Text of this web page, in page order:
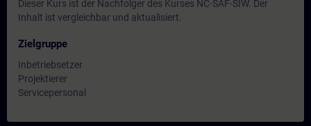
Dieser Kurs ist der Nachfolger des Kurses NC-SAF-SIW. Der
Inhalt ist vergleichbar und aktualisiert.
Zielgruppe
Inbetriebsetzer
Projektierer
Servicepersonal